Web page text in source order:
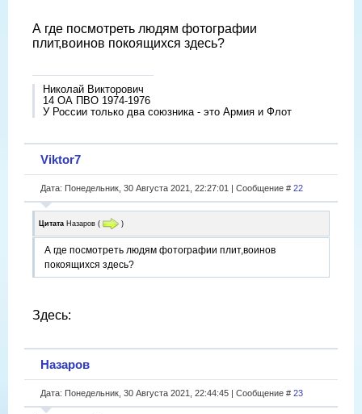
А где посмотреть людям фотографии
плит,воинов покоящихся здесь?
Николай Викторович
14 ОА ПВО 1974-1976
У России только два союзника - это Армия и Флот
Viktor7
Дата: Понедельник, 30 Августа 2021, 22:27:01 | Сообщение # 22
Цитата Назаров ( )
А где посмотреть людям фотографии плит,воинов
покоящихся здесь?
Здесь:
Назаров
Дата: Понедельник, 30 Августа 2021, 22:44:45 | Сообщение # 23